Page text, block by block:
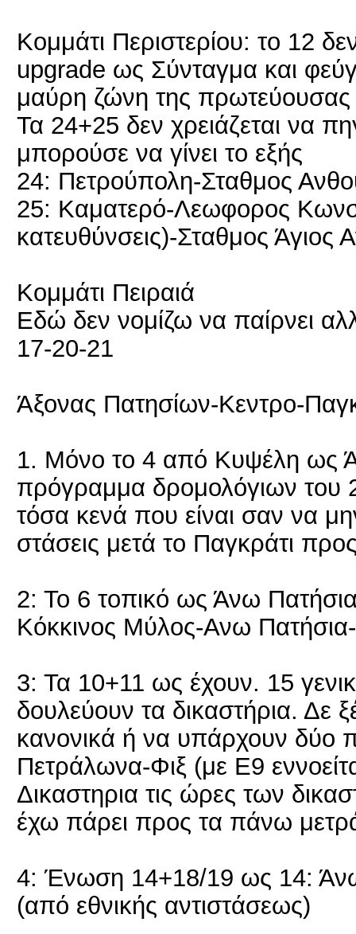
Κομμάτι Περιστερίου: το 12
upgrade ως Σύνταγμα και
μαύρη ζώνη της πρωτεύουσας
Τα 24+25 δεν χρειάζεται να
μπορούσε να γίνει το εξής
24: Πετρούπολη-Σταθμος
25: Καματερό-Λεωφορος
κατευθύνσεις)-Σταθμος Άγιος
Κομμάτι Πειραιά
Εδώ δεν νομίζω να παίρνει
17-20-21
Άξονας Πατησίων-Κεντρο-
1. Μόνο το 4 από Κυψέλη ως
πρόγραμμα δρομολόγιων του
τόσα κενά που είναι σαν να
στάσεις μετά το Παγκράτι
2: Το 6 τοπικό ως Άνω
Κόκκινος Μύλος-Ανω
3: Τα 10+11 ως έχουν. 15
δουλεύουν τα δικαστήρια. Δε
κανονικά ή να υπάρχουν δύο
Πετράλωνα-Φιξ (με Ε9
Δικαστηρια τις ώρες των
έχω πάρει προς τα πάνω
4: Ένωση 14+18/19 ως 14:
(από εθνικής αντιστάσεως)